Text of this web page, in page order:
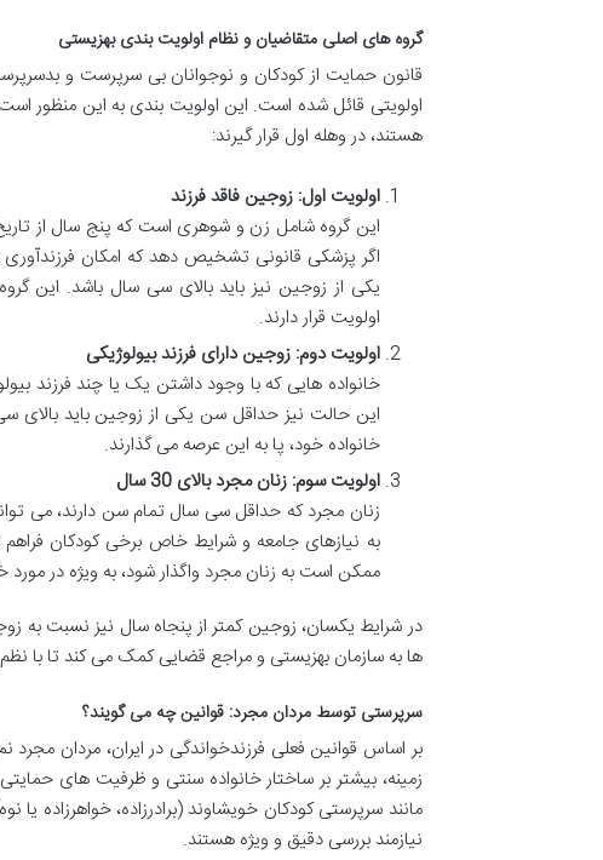
گروه های اصلی متقاضیان و نظام اولویت بندی بهزیستی
قانون حمایت از کودکان و نوجوانان بی سرپرست و
اولویتی قائل شده است. این اولویت بندی به این منظور است
هستند، در وهله اول قرار گیرند:
اولویت اول: زوجین فاقد فرزند
این گروه شامل زن و شوهری است که پنج سال از
اگر پزشکی قانونی تشخیص دهد که امکان
یکی از زوجین نیز باید بالای سی سال باشد. این
اولویت قرار دارند.
اولویت دوم: زوجین دارای فرزند بیولوژیکی
خانواده هایی که با وجود داشتن یک یا چند فرزند
این حالت نیز حداقل سن یکی از زوجین باید بالای
خانواده خود، پا به این عرصه می گذارند.
اولویت سوم: زنان مجرد بالای 30 سال
زنان مجرد که حداقل سی سال تمام سن دارند، می
به نیازهای جامعه و شرایط خاص برخی کودکان
ممکن است به زنان مجرد واگذار شود، به ویژه در مورد
در شرایط یکسان، زوجین کمتر از پنجاه سال نیز نسبت به
ها به سازمان بهزیستی و مراجع قضایی کمک می کند تا با
سرپرستی توسط مردان مجرد: قوانین چه می گویند؟
بر اساس قوانین فعلی فرزندخواندگی در ایران، مردان مجرد
زمینه، بیشتر بر ساختار خانواده سنتی و ظرفیت های
مانند سرپرستی کودکان خویشاوند (برادرزاده،
نیازمند بررسی دقیق و ویژه هستند.